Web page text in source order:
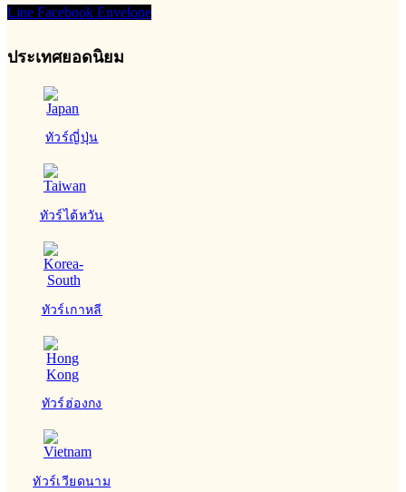
Line Facebook Envelope
ประเทศยอดนิยม
ทัวร์ญี่ปุ่น
ทัวร์ไต้หวัน
ทัวร์เกาหลี
ทัวร์ฮ่องกง
ทัวร์เวียดนาม